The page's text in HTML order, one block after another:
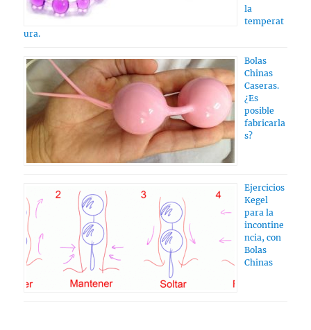
la
temperat
ura.
Bolas
Chinas
Caseras.
¿Es
posible
fabricarla
s?
Ejercicios
Kegel
para la
incontine
ncia, con
Bolas
Chinas